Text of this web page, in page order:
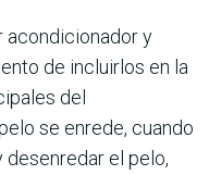
acondicionador y
de incluirlos en la
del
se enrede, cuando
desenredar el pelo,